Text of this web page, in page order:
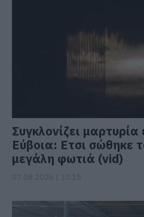
Συγκλονίζει
Εύβοια: Ετσι σώθηκε
μεγάλη φωτιά (vid)